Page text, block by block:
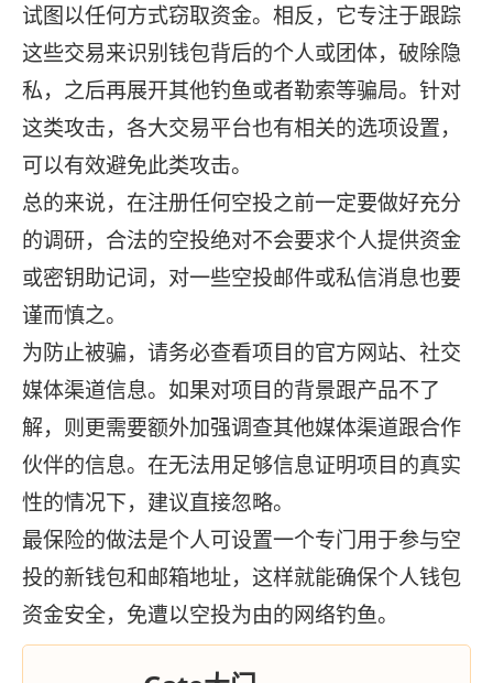
试图以任何方式窃取资金。相反，它专注于跟踪
这些交易来识别钱包背后的个人或团体，破除隐
私，之后再展开其他钓鱼或者勒索等骗局。针对
这类攻击，各大交易平台也有相关的选项设置，
可以有效避免此类攻击。
总的来说，在注册任何空投之前一定要做好充分
的调研，合法的空投绝对不会要求个人提供资金
或密钥助记词，对一些空投邮件或私信消息也要
谨而慎之。
为防止被骗，请务必查看项目的官方网站、社交
媒体渠道信息。如果对项目的背景跟产品不了
解，则更需要额外加强调查其他媒体渠道跟合作
伙伴的信息。在无法用足够信息证明项目的真实
性的情况下，建议直接忽略。
最保险的做法是个人可设置一个专门用于参与空
投的新钱包和邮箱地址，这样就能确保个人钱包
资金安全，免遭以空投为由的网络钓鱼。